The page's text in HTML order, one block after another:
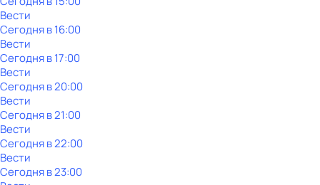
Вести
Сегодня в 16:00
Вести
Сегодня в 17:00
Вести
Сегодня в 20:00
Вести
Сегодня в 21:00
Вести
Сегодня в 22:00
Вести
Сегодня в 23:00